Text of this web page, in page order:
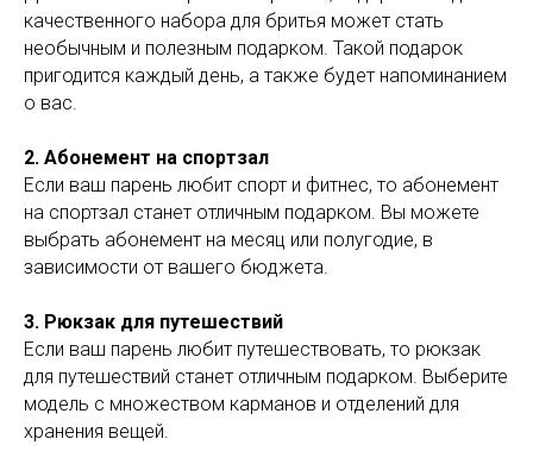
качественного набора для бритья может стать
необычным и полезным подарком. Такой подарок
пригодится каждый день, а также будет напоминанием
о вас.
2. Абонемент на спортзал
Если ваш парень любит спорт и фитнес, то абонемент
на спортзал станет отличным подарком. Вы можете
выбрать абонемент на месяц или полугодие, в
зависимости от вашего бюджета.
3. Рюкзак для путешествий
Если ваш парень любит путешествовать, то рюкзак
для путешествий станет отличным подарком. Выберите
модель с множеством карманов и отделений для
хранения вещей.